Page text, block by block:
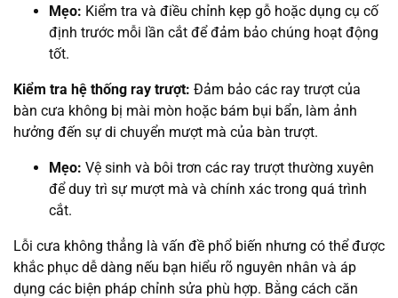
Mẹo: Kiểm tra và điều chỉnh kẹp gỗ hoặc dụng cụ cố
định trước mỗi lần cắt để đảm bảo chúng hoạt động
tốt.
Kiểm tra hệ thống ray trượt: Đảm bảo các ray trượt của
bàn cưa không bị mài mòn hoặc bám bụi bẩn, làm ảnh
hưởng đến sự di chuyển mượt mà của bàn trượt.
Mẹo: Vệ sinh và bôi trơn các ray trượt thường xuyên
để duy trì sự mượt mà và chính xác trong quá trình
cắt.
Lỗi cưa không thẳng là vấn đề phổ biến nhưng có thể được
khắc phục dễ dàng nếu bạn hiểu rõ nguyên nhân và áp
dụng các biện pháp chỉnh sửa phù hợp. Bằng cách căn